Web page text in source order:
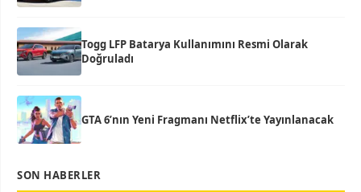
Togg LFP Batarya Kullanımını Resmi Olarak
Doğruladı
GTA 6’nın Yeni Fragmanı Netflix’te Yayınlanacak
SON HABERLER